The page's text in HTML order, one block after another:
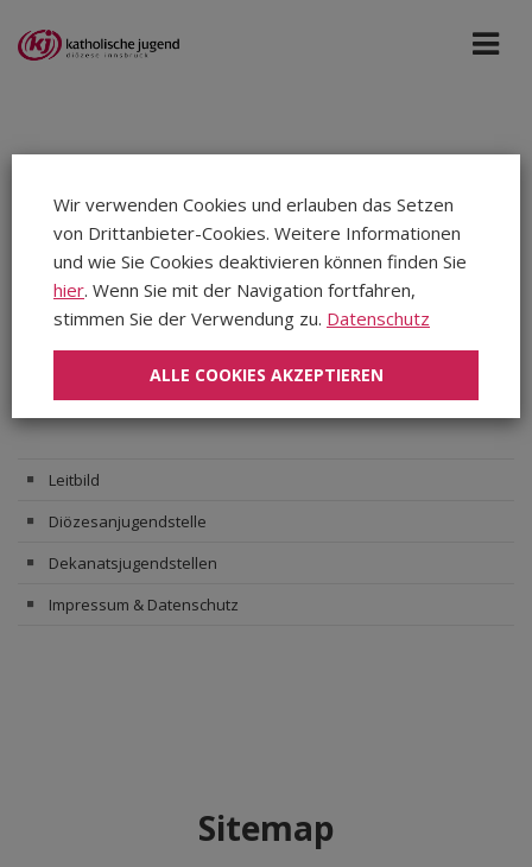
Kontakt
Die Mitarbeiter*innen derKatholischen Jugend der Diözese
Innsbruck
unterstützen dich gerne bei deiner
jugendpastoralen Arbeit. Außerdem stehen dir die
Dekanatsjugendleiter*innenvor Ort mit Rat und Tat zur
Leitbild
Diözesanjugendstelle
Dekanatsjugendstellen
Impressum & Datenschutz
Sitemap
Wir verwenden Cookies und erlauben das Setzen
von Drittanbieter-Cookies. Weitere Informationen
und wie Sie Cookies deaktivieren können finden Sie
hier. Wenn Sie mit der Navigation fortfahren,
stimmen Sie der Verwendung zu. Datenschutz
ALLE COOKIES AKZEPTIEREN